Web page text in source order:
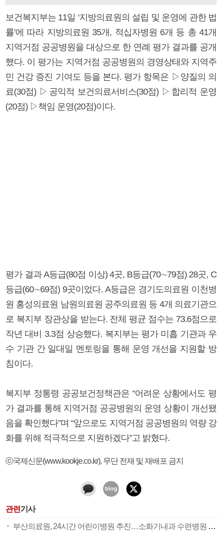
보건복지부는 11일 ‘지방의료원의 설립 및 운영에 관한 법
률’에 따라 지방의료원 35개, 적십자병원 6개 등 총 41개
지역거점 공공병원을 대상으로 한 연례 평가 결과를 공개
했다. 이 평가는 지역거점 공공병원의 경영상태와 지역주
민 건강 증진 기여도 등을 본다. 평가 항목은 ▷양질의 의
료(30점) ▷공익적 보건의료서비스(30점) ▷합리적 운영
(20점) ▷책임 운영(20점)이다.
평가 결과 A등급(80점 이상) 4곳, B등급(70∼79점) 28곳, C
등급(60∼69점) 9곳이었다. A등급은 경기도의료원 이천병
원 홍성의료원 남원의료원 공주의료원 등 4개 의료기관으
로 복지부 장관상을 받는다. 전체 평균 점수는 73.6점으로
작년 대비 3.3점 상승했다. 복지부는 평가 미흡 기관과 우
수 기관 간 일대일 멘토링을 통해 운영 개선을 지원할 방
침이다.
복지부 정통령 공공보건정책관은 “어려운 상황에서도 평
가 결과를 통해 지역거점 공공병원의 운영 상황이 개선됐
음을 확인했다”며 “앞으로도 지역거점 공공병원의 역량 강
화를 위해 적극적으로 지원하겠다”고 밝혔다.
ⓒ국제신문(www.kookje.co.kr), 무단 전재 및 재배포 금지
관련기사
부산의료원, 24시간 어린이병원 추진…소화기내과 수련병원 가시화